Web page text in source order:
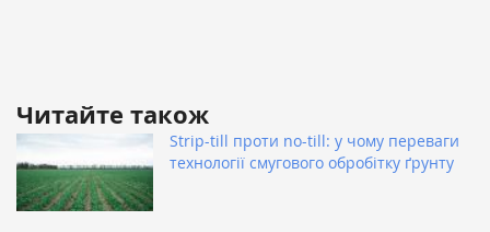
Читайте також
Strip-till проти no-till: у чому переваги
технології смугового обробітку ґрунту